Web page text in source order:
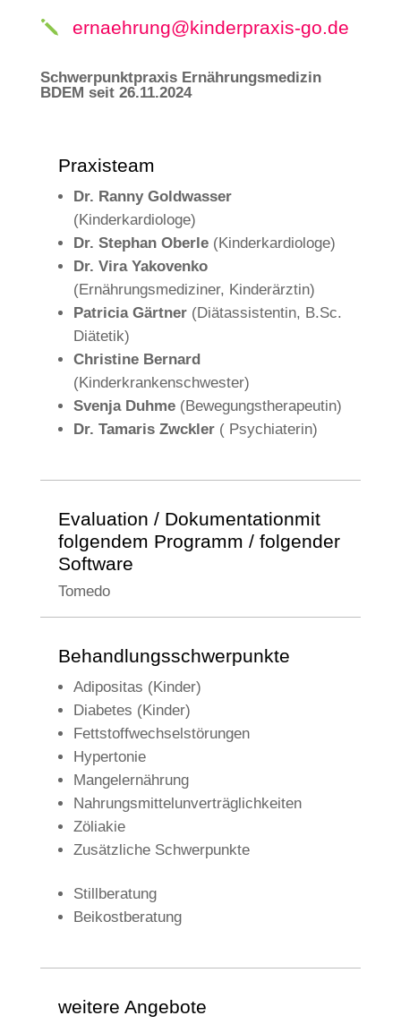
j ernaehrung@kinderpraxis-go.de
Schwerpunktpraxis Ernährungsmedizin
BDEM seit 26.11.2024
Praxisteam
Dr. Ranny Goldwasser
(Kinderkardiologe)
Dr. Stephan Oberle (Kinderkardiologe)
Dr. Vira Yakovenko
(Ernährungsmediziner, Kinderärztin)
Patricia Gärtner(Diätassistentin, B.Sc.
Diätetik)
Christine Bernard
(Kinderkrankenschwester)
Svenja Duhme(Bewegungstherapeutin)
Dr. Tamaris Zwckler( Psychiaterin)
Evaluation / Dokumentationmit
folgendem Programm / folgender
Software
Tomedo
Behandlungsschwerpunkte
Adipositas (Kinder)
Diabetes (Kinder)
Fettstoffwechselstörungen
Hypertonie
Mangelernährung
Nahrungsmittelunverträglichkeiten
Zöliakie
Zusätzliche Schwerpunkte
Stillberatung
Beikostberatung
weitere Angebote